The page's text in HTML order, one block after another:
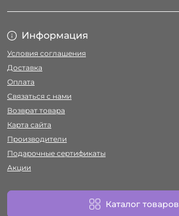
Информация
Условия соглашения
Доставка
Оплата
Связаться с нами
Возврат товара
Карта сайта
Производители
Подарочные сертификаты
Акции
Каталог товаров